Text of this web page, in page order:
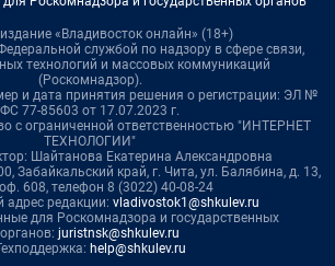
«Владивосток онлайн» (18+)
службой по надзору в сфере связи,
технологий и массовых коммуникаций
(Роскомнадзор).
и дата принятия решения о регистрации: ЭЛ №
ФС 77-85603 от 17.07.2023 г.
с ограниченной ответственностью "ИНТЕРНЕТ
ТЕХНОЛОГИИ"
Шайтанова Екатерина Александровна
Забайкальский край, г. Чита, ул. Балябина, д. 13,
608, телефон 8 (3022) 40-08-24
адрес редакции: vladivostok1@shkulev.ru
для Роскомнадзора и государственных
органов: juristnsk@shkulev.ru
help@shkulev.ru